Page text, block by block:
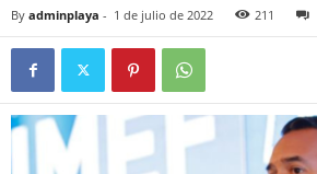
By adminplaya - 1 de julio de 2022 211